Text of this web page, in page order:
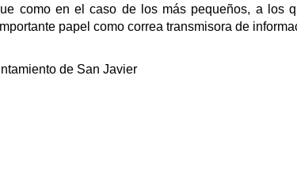
como en el caso de los más pequeños, a los
papel como correa transmisora de
de San Javier